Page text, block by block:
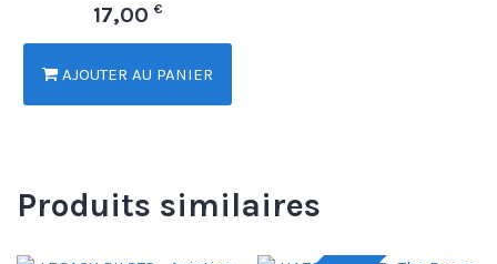
17,00 €
AJOUTER AU PANIER
Produits similaires